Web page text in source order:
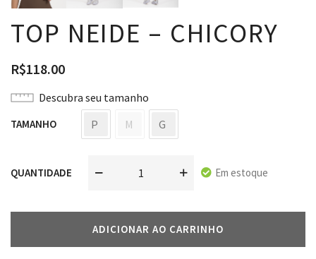
TOP NEIDE – CHICORY
R$118.00
Descubra seu tamanho
TAMANHO P M G
QUANTIDADE Em estoque
ADICIONAR AO CARRINHO